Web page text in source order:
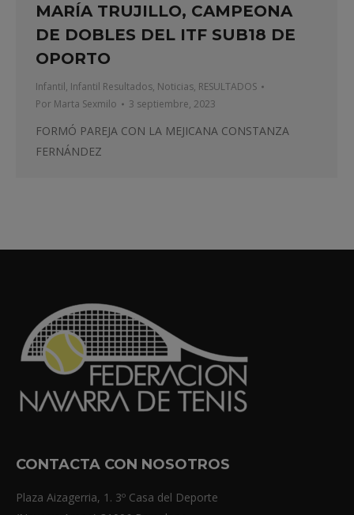
MARÍA TRUJILLO, CAMPEONA
DE DOBLES DEL ITF SUB18 DE
OPORTO
Infantil, Infantil Resultados, Noticias, RESULTADOS
Por Marta Sexmilo 3 septiembre, 2023
FORMÓ PAREJA CON LA MEJICANA CONSTANZA
FERNÁNDEZ
CONTACTA CON NOSOTROS
Plaza Aizagerria, 1. 3º Casa del Deporte